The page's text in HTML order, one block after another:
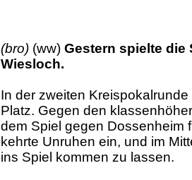
(bro) (ww) Gestern spielte die
Wiesloch.
In der zweiten
Platz. Gegen den
dem Spiel gegen Dossenheim
kehrte Unruhen ein, und im
ins Spiel kommen zu lassen.